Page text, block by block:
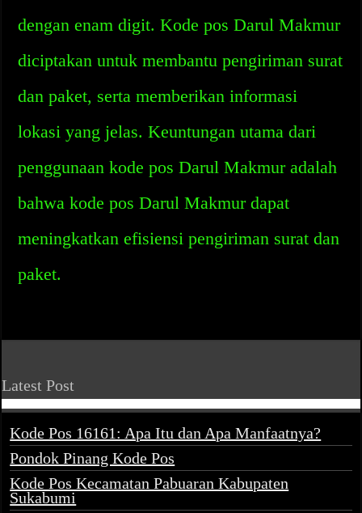
dengan enam digit. Kode pos Darul Makmur
diciptakan untuk membantu pengiriman surat
dan paket, serta memberikan informasi
lokasi yang jelas. Keuntungan utama dari
penggunaan kode pos Darul Makmur adalah
bahwa kode pos Darul Makmur dapat
meningkatkan efisiensi pengiriman surat dan
paket.
Latest Post
Kode Pos 16161: Apa Itu dan Apa Manfaatnya?
Pondok Pinang Kode Pos
Kode Pos Kecamatan Pabuaran Kabupaten
Sukabumi